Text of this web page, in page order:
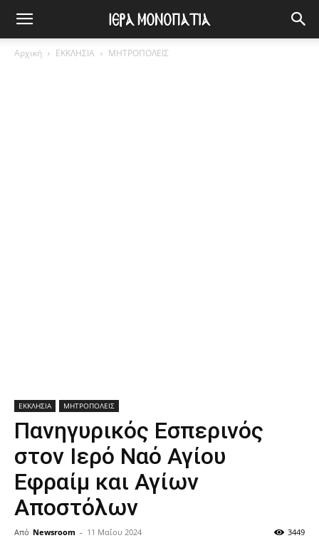
Αρχική ΕΚΚΛΗΣΙΑ ΜΗΤΡΟΠΟΛΕΙΣ
ΕΚΚΛΗΣΙΑ ΜΗΤΡΟΠΟΛΕΙΣ
Πανηγυρικός Εσπερινός
στον Ιερό Ναό Αγίου
Εφραίμ και Αγίων
Αποστόλων
Από Newsroom - 11 Μαΐου 2024 3449